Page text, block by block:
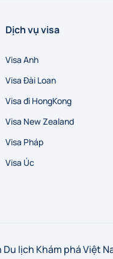
Dịch vụ visa
Visa Anh
Visa Đài Loan
Visa đi HongKong
Visa New Zealand
Visa Pháp
Visa Úc
lịch Khám phá Việt